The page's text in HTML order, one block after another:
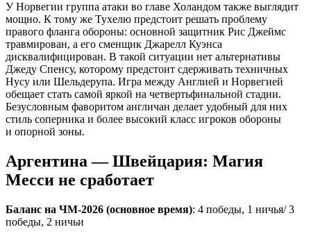
У Норвегии группа атаки во главе Холандом также выглядит
мощно. К тому же Тухелю предстоит решать проблему
правого фланга обороны: основной защитник Рис Джеймс
травмирован, а его сменщик Джарелл Куэнса
дисквалифицирован. В такой ситуации нет альтернативы
Джеду Спенсу, которому предстоит сдерживать техничных
Нусу или Шельдерупа. Игра между Англией и Норвегией
обещает стать самой яркой на четвертьфинальной стадии.
Безусловным фаворитом англичан делает удобный для них
стиль соперника и более высокий класс игроков обороны
и опорной зоны.
Аргентина — Швейцария: Магия
Месси не сработает
Баланс на ЧМ-2026 (основное время): 4 победы, 1 ничья/ 3
победы, 2 ничьи